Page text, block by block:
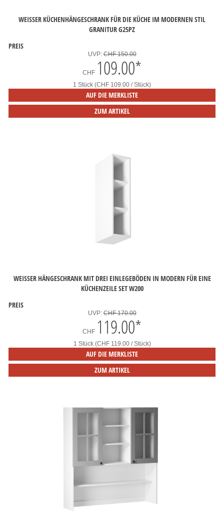
WEISSER KÜCHENHÄNGESCHRANK FÜR DIE KÜCHE IM MODERNEN STIL
GRANITUR G25PZ
PREIS
UVP:CHF 150.00
CHF 109.00*
1 Stück (CHF 109.00 / Stück)
AUF DIE MERKLISTE
ZUM ARTIKEL
WEISSER HÄNGESCHRANK MIT DREI EINLEGEBÖDEN IN MODERN FÜR EINE
KÜCHENZEILE SET W200
PREIS
UVP:CHF 170.00
CHF 119.00*
1 Stück (CHF 119.00 / Stück)
AUF DIE MERKLISTE
ZUM ARTIKEL